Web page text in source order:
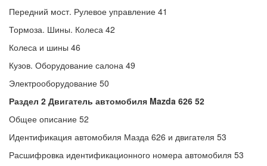
Передний мост. Рулевое управление 41
Тормоза. Шины. Колеса 42
Колеса и шины 46
Кузов. Оборудование салона 49
Электрооборудование 50
Раздел 2 Двигатель автомобиля Mazda 626 52
Общее описание 52
Идентификация автомобиля Мазда 626 и двигателя 53
Расшифровка идентификационного номера автомобиля 53